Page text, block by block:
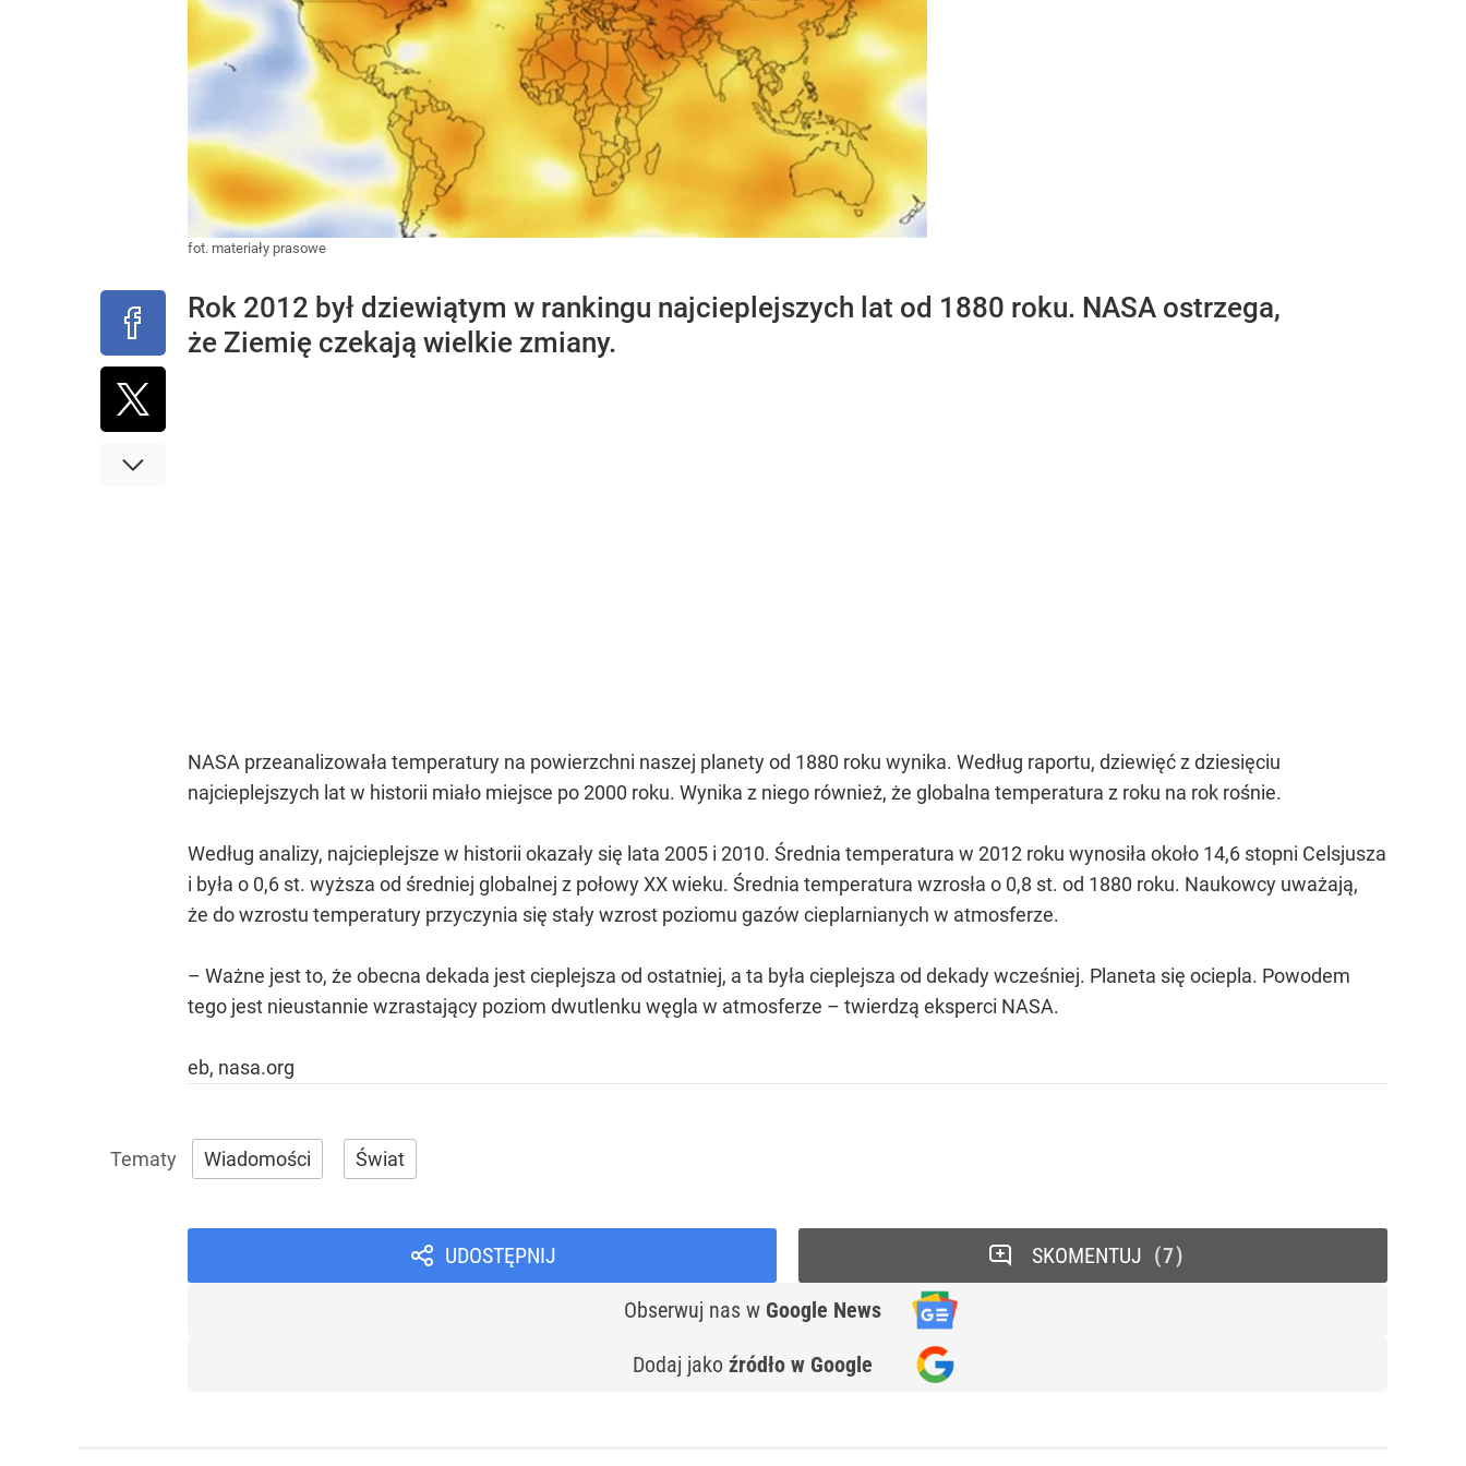
fot. materiały prasowe
Rok 2012 był dziewiątym w rankingu najcieplejszych lat od 1880 roku. NASA ostrzega,
że Ziemię czekają wielkie zmiany.
NASA przeanalizowała temperatury na powierzchni naszej planety od 1880 roku wynika. Według raportu, dziewięć z dziesięciu
najcieplejszych lat w historii miało miejsce po 2000 roku. Wynika z niego również, że globalna temperatura z roku na rok rośnie.
Według analizy, najcieplejsze w historii okazały się lata 2005 i 2010. Średnia temperatura w 2012 roku wynosiła około 14,6 stopni Celsjusza
i była o 0,6 st. wyższa od średniej globalnej z połowy XX wieku. Średnia temperatura wzrosła o 0,8 st. od 1880 roku. Naukowcy uważają,
że do wzrostu temperatury przyczynia się stały wzrost poziomu gazów cieplarnianych w atmosferze.
– Ważne jest to, że obecna dekada jest cieplejsza od ostatniej, a ta była cieplejsza od dekady wcześniej. Planeta się ociepla. Powodem
tego jest nieustannie wzrastający poziom dwutlenku węgla w atmosferze – twierdzą eksperci NASA.
eb, nasa.org
Wiadomości Świat
UDOSTĘPNIJ
Obserwuj nas w Google News
Dodaj jako źródło w Google
SKOMENTUJ 7